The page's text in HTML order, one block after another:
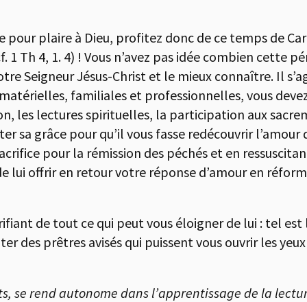
plaire à Dieu, profitez donc de ce temps de
Th 4, 1. 4) ! Vous n’avez pas idée combien cette
Seigneur Jésus-Christ et le mieux connaître. Il
familiales et professionnelles, vous
les lectures spirituelles, la participation aux
sa grâce pour qu’il vous fasse redécouvrir l’amour
pour la rémission des péchés et en
lui offrir en retour votre réponse d’amour en
de tout ce qui peut vous éloigner de lui : tel
des prêtres avisés qui puissent vous ouvrir les
se rend autonome dans l’apprentissage de la